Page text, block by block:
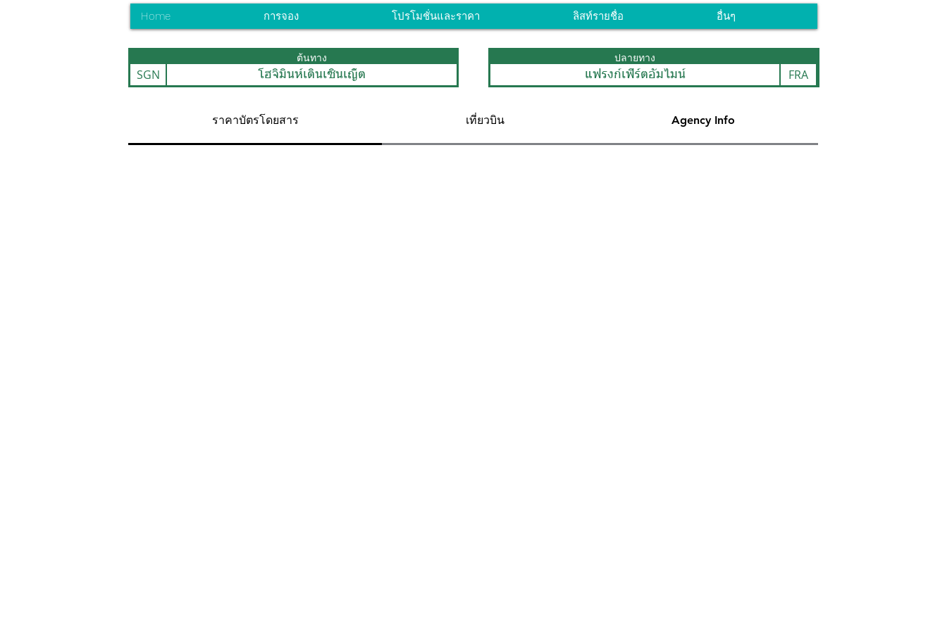
Home การจอง โปรโมชั่นและราคา ลิสท์รายชื่อ อื่นๆ
ต้นทาง
SGN โฮจิมินห์เตินเซินเญิ้ต
ปลายทาง
FRA
แฟรงก์เฟิร์ตอัมไมน์
ราคาบัตรโดยสาร เที่ยวบิน Agency Info